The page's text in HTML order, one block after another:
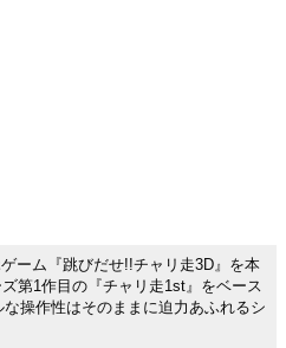
ーム『跳びだせ!!チャリ走3D』を本
第1作目の『チャリ走1st』をベース
操作性はそのままに迫力あふれるシ